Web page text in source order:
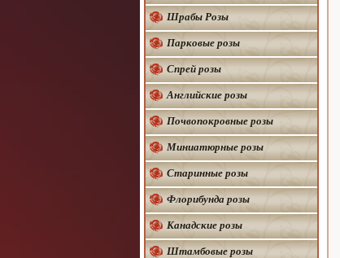
Шрабы Розы
Парковые розы
Спрей розы
Английские розы
Почвопокровные розы
Миниатюрные розы
Старинные розы
Флорибунда розы
Канадские розы
Штамбовые розы